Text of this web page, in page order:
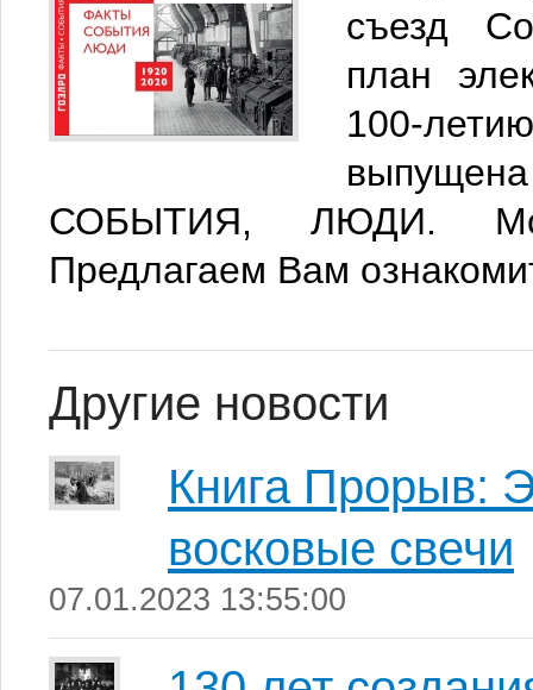
съезд
план
100-
СОБЫТИЯ, ЛЮДИ.
Предлагаем Вам
Другие новости
Книга Прорыв:
восковые свечи
07.01.2023 13:55:00